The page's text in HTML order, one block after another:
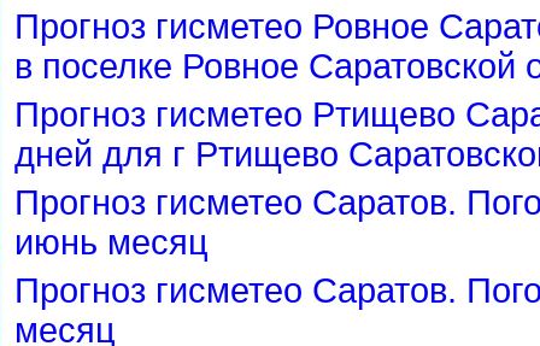
Прогноз гисметео Ровное
поселке Ровное Саратовской
Прогноз гисметео Ртищево
дней для г Ртищево
Прогноз гисметео Саратов.
июнь месяц
Прогноз гисметео Саратов.
месяц